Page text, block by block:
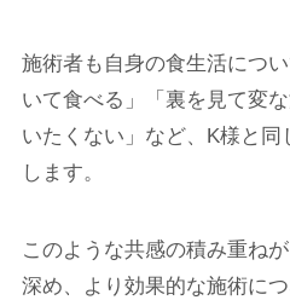
施術者も自身の食生活につ
いて食べる」「裏を見て変
いたくない」など、K様と
します。
このような共感の積み重ね
深め、より効果的な施術につ